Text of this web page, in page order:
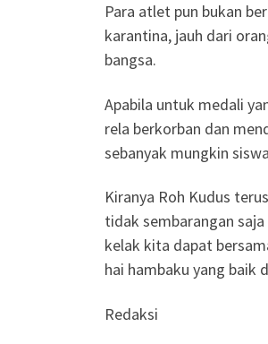
Para atlet pun bukan
karantina, jauh dari
bangsa.
Apabila untuk medali
rela berkorban dan
sebanyak mungkin
Kiranya Roh Kudus
tidak sembarangan
kelak kita dapat
hai hambaku yang baik
Redaksi